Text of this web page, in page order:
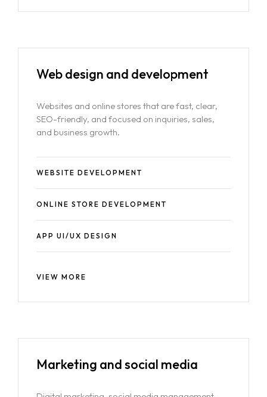
Web design and development
Websites and online stores that are fast, clear,
SEO-friendly, and focused on inquiries, sales,
and business growth.
WEBSITE DEVELOPMENT
ONLINE STORE DEVELOPMENT
APP UI/UX DESIGN
VIEW MORE
Marketing andsocial media